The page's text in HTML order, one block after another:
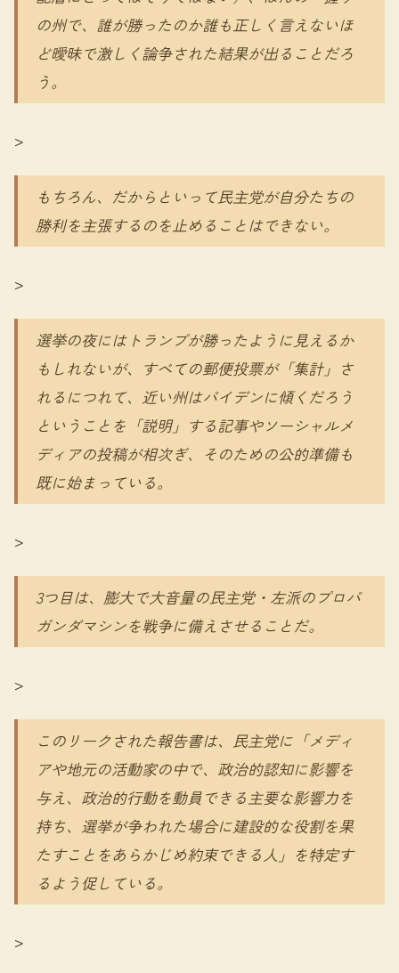
の州で、誰が勝ったのか誰も正しく言えないほ
ど曖昧で激しく論争された結果が出ることだろ
う。
>
もちろん、だからといって民主党が自分たちの
勝利を主張するのを止めることはできない。
>
選挙の夜にはトランプが勝ったように見えるか
もしれないが、すべての郵便投票が「集計」さ
れるにつれて、近い州はバイデンに傾くだろう
ということを「説明」する記事やソーシャルメ
ディアの投稿が相次ぎ、そのための公的準備も
既に始まっている。
>
3つ目は、膨大で大音量の民主党・左派のプロパ
ガンダマシンを戦争に備えさせることだ。
>
このリークされた報告書は、民主党に「メディ
アや地元の活動家の中で、政治的認知に影響を
与え、政治的行動を動員できる主要な影響力を
持ち、選挙が争われた場合に建設的な役割を果
たすことをあらかじめ約束できる人」を特定す
るよう促している。
>